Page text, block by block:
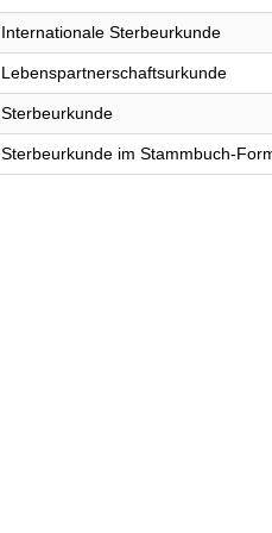
Internationale Sterbeurkunde
Lebenspartnerschaftsurkunde
Sterbeurkunde
Sterbeurkunde im Stammbuch-